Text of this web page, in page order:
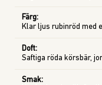
Färg:
Klar ljus rubinröd med
Doft:
Saftiga röda körsbär,
Smak: